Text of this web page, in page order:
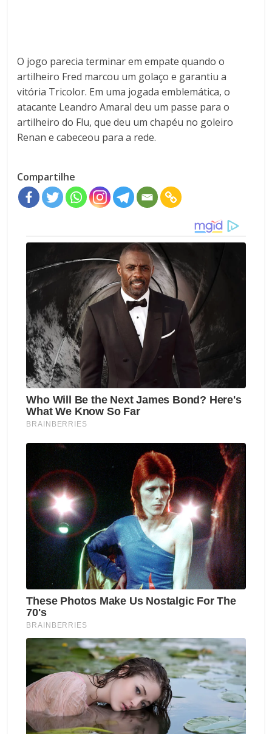
O jogo parecia terminar em empate quando o
artilheiro Fred marcou um golaço e garantiu a
vitória Tricolor. Em uma jogada emblemática, o
atacante Leandro Amaral deu um passe para o
artilheiro do Flu, que deu um chapéu no goleiro
Renan e cabeceou para a rede.
Compartilhe